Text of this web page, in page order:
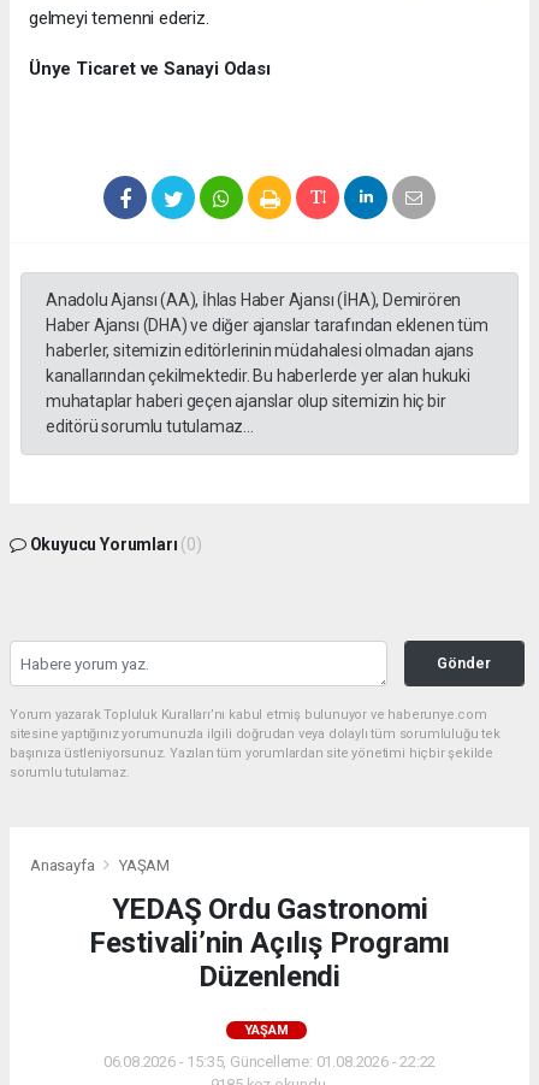
gelmeyi temenni ederiz.
Ünye Ticaret ve Sanayi Odası
Anadolu Ajansı (AA), İhlas Haber Ajansı (İHA), Demirören
Haber Ajansı (DHA) ve diğer ajanslar tarafından eklenen tüm
haberler, sitemizin editörlerinin müdahalesi olmadan ajans
kanallarından çekilmektedir. Bu haberlerde yer alan hukuki
muhataplar haberi geçen ajanslar olup sitemizin hiç bir
editörü sorumlu tutulamaz...
Okuyucu Yorumları (0)
Gönder
Yorum yazarak Topluluk Kuralları’nı kabul etmiş bulunuyor ve haberunye.com
sitesine yaptığınız yorumunuzla ilgili doğrudan veya dolaylı tüm sorumluluğu tek
başınıza üstleniyorsunuz. Yazılan tüm yorumlardan site yönetimi hiçbir şekilde
sorumlu tutulamaz.
Anasayfa YAŞAM
YEDAŞ Ordu Gastronomi
Festivali’nin Açılış Programı
Düzenlendi
YAŞAM
06.08.2026 - 15:35, Güncelleme: 01.08.2026 - 22:22